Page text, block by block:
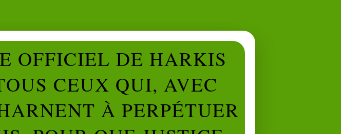
OFFICIEL DE HARKIS
CEUX QUI, AVEC
À PERPÉTUER